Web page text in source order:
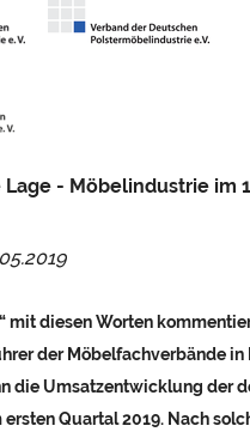
- Möbelindustrie im
mit diesen Worten
der Möbelfachverbände in
die Umsatzentwicklung der
Quartal 2019. Nach